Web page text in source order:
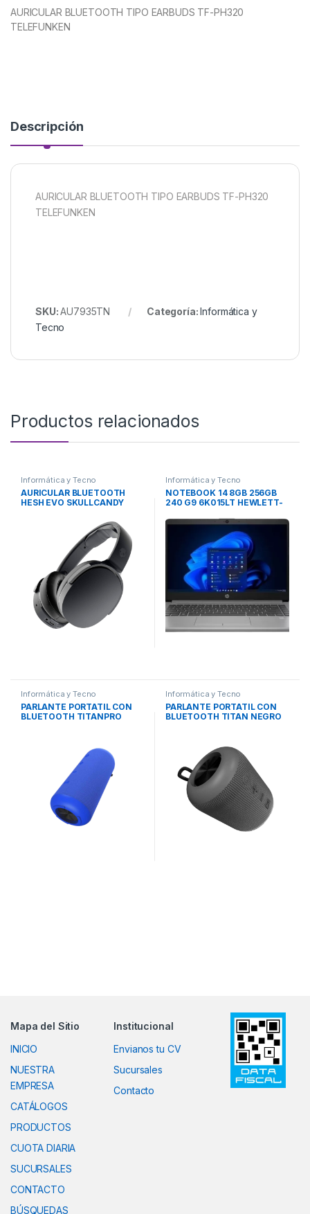
AURICULAR BLUETOOTH TIPO EARBUDS TF-PH320
TELEFUNKEN
Descripción
AURICULAR BLUETOOTH TIPO EARBUDS TF-PH320
TELEFUNKEN
SKU:AU7935TN Categoría:Informática y
Tecno
Productos relacionados
Informática y Tecno
AURICULAR BLUETOOTH
HESH EVO SKULLCANDY
Informática y Tecno
NOTEBOOK 14 8GB 256GB
240 G9 6K015LT HEWLETT-
Informática y Tecno
PARLANTE PORTATIL CON
BLUETOOTH TITANPRO
Informática y Tecno
PARLANTE PORTATIL CON
BLUETOOTH TITAN NEGRO
Mapa del Sitio
INICIO
NUESTRA
EMPRESA
CATÁLOGOS
PRODUCTOS
CUOTA DIARIA
SUCURSALES
CONTACTO
BÚSQUEDAS
Institucional
Envianos tu CV
Sucursales
Contacto